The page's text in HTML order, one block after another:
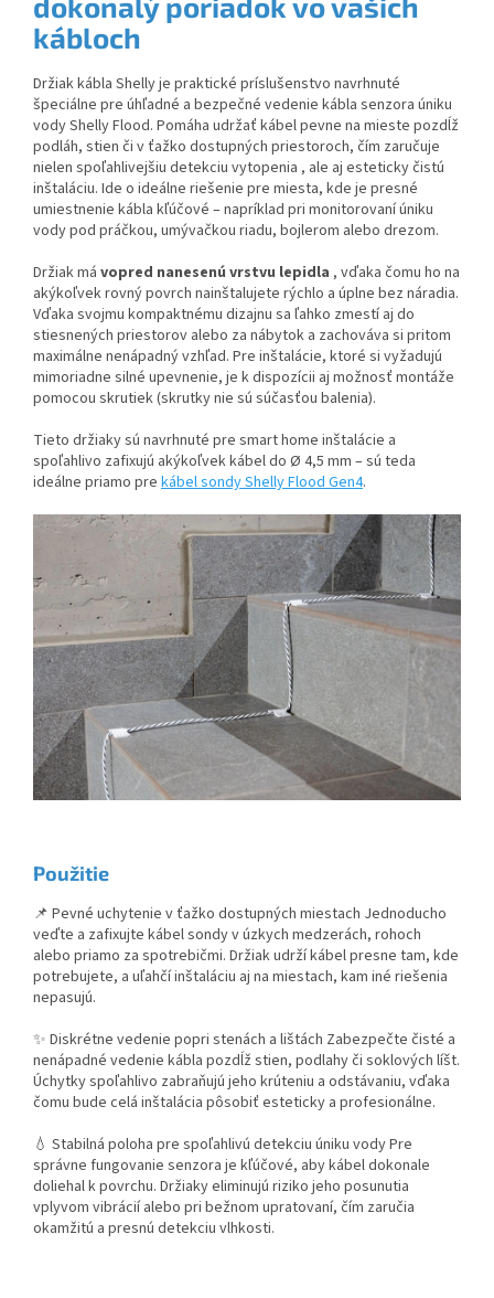
kábloch
Držiak kábla Shelly je praktické príslušenstvo navrhnuté
špeciálne pre úhľadné a bezpečné vedenie kábla senzora úniku
vody Shelly Flood. Pomáha udržať kábel pevne na mieste pozdĺž
podláh, stien či v ťažko dostupných priestoroch, čím zaručuje
nielen spoľahlivejšiu detekciu vytopenia , ale aj esteticky čistú
inštaláciu. Ide o ideálne riešenie pre miesta, kde je presné
umiestnenie kábla kľúčové – napríklad pri monitorovaní úniku
vody pod práčkou, umývačkou riadu, bojlerom alebo drezom.
Držiak má vopred nanesenú vrstvu lepidla , vďaka čomu ho na
akýkoľvek rovný povrch nainštalujete rýchlo a úplne bez náradia.
Vďaka svojmu kompaktnému dizajnu sa ľahko zmestí aj do
stiesnených priestorov alebo za nábytok a zachováva si pritom
maximálne nenápadný vzhľad. Pre inštalácie, ktoré si vyžadujú
mimoriadne silné upevnenie, je k dispozícii aj možnosť montáže
pomocou skrutiek(skrutky nie sú súčasťou balenia).
Tieto držiaky sú navrhnuté pre smart home inštalácie a
spoľahlivo zafixujú akýkoľvek kábel do Ø 4,5 mm – sú teda
ideálne priamo pre kábel sondy Shelly Flood Gen4.
Použitie
📌 Pevné uchytenie v ťažko dostupných miestach Jednoducho
veďte a zafixujte kábel sondy v úzkych medzerách, rohoch
alebo priamo za spotrebičmi. Držiak udrží kábel presne tam, kde
potrebujete, a uľahčí inštaláciu aj na miestach, kam iné riešenia
nepasujú.
✨ Diskrétne vedenie popri stenách a lištách Zabezpečte čisté a
nenápadné vedenie kábla pozdĺž stien, podlahy či soklových líšt.
Úchytky spoľahlivo zabraňujú jeho krúteniu a odstávaniu, vďaka
čomu bude celá inštalácia pôsobiť esteticky a profesionálne.
💧 Stabilná poloha pre spoľahlivú detekciu úniku vody Pre
správne fungovanie senzora je kľúčové, aby kábel dokonale
doliehal k povrchu. Držiaky eliminujú riziko jeho posunutia
vplyvom vibrácií alebo pri bežnom upratovaní, čím zaručia
okamžitú a presnú detekciu vlhkosti.